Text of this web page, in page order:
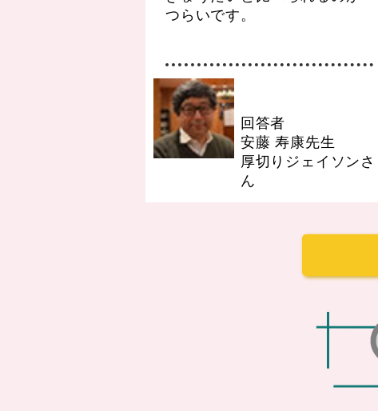
つらいです。
回答者
安藤 寿康先生
厚切りジェイソンさ
ん